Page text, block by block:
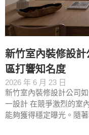
新竹室內裝修設
區打響知名度
2026 年 6 月 23 日
新竹室內裝修設計公司
一設計 在競爭激烈的室
能夠獲得穩定曝光。隨